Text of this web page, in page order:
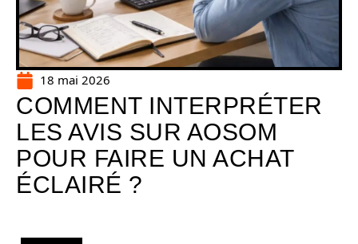
18 mai 2026
COMMENT INTERPRÉTER
LES AVIS SUR AOSOM
POUR FAIRE UN ACHAT
ÉCLAIRÉ ?